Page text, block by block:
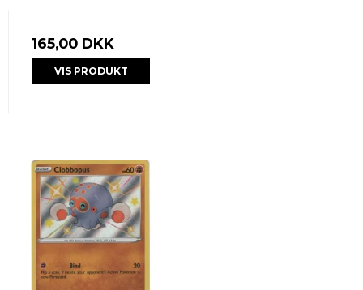
165,00 DKK
VIS PRODUKT